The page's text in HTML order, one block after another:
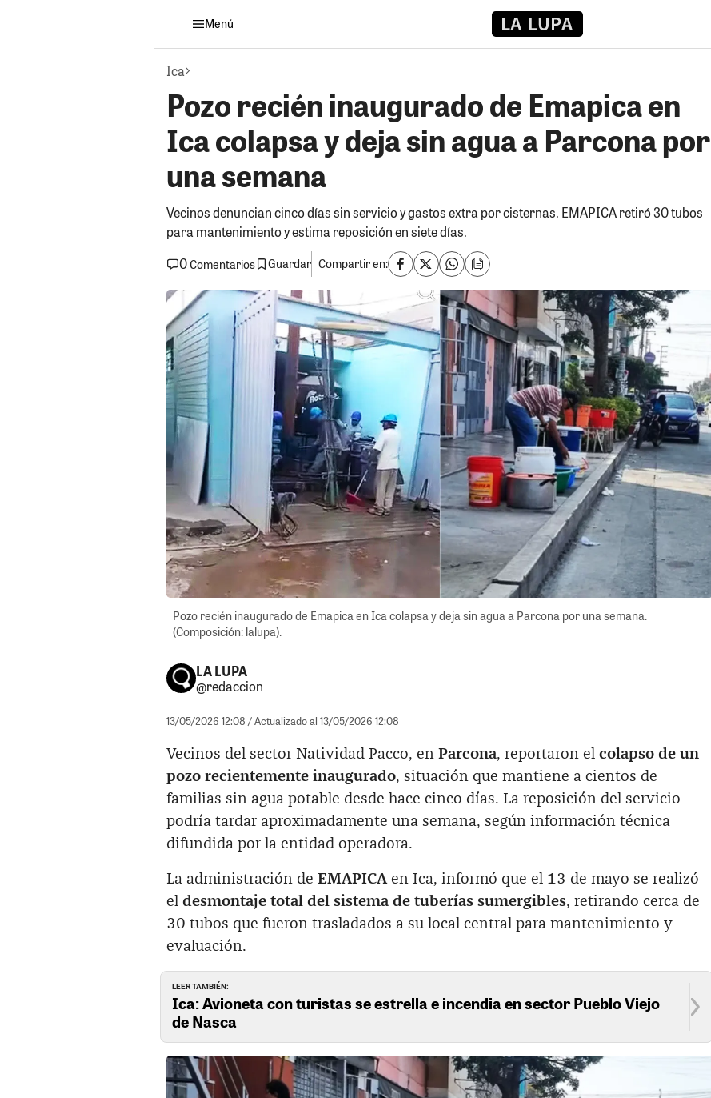
Menú
Ica
Pozo recién inaugurado de Emapica en
Ica colapsa y deja sin agua a Parcona por
una semana
Vecinos denuncian cinco días sin servicio y gastos extra por cisternas. EMAPICA retiró 30 tubos
para mantenimiento y estima reposición en siete días.
0Comentarios Guardar Compartir en:
Pozo recién inaugurado de Emapica en Ica colapsa y deja sin agua a Parcona por una semana.
(Composición: lalupa).
LA LUPA
@redaccion
13/05/2026 12:08 / Actualizado al 13/05/2026 12:08
Vecinos del sector Natividad Pacco, en Parcona, reportaron el colapso de un
pozo recientemente inaugurado, situación que mantiene a cientos de
familias sin agua potable desde hace cinco días. La reposición del servicio
podría tardar aproximadamente una semana, según información técnica
difundida por la entidad operadora.
La administración de EMAPICA en Ica, informó que el 13 de mayo se realizó
el desmontaje total del sistema de tuberías sumergibles, retirando cerca de
30 tubos que fueron trasladados a su local central para mantenimiento y
evaluación.
LEER TAMBIÉN:
Ica: Avioneta con turistas se estrella e incendia en sector Pueblo Viejo
de Nasca